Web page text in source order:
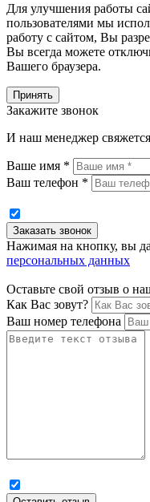
Для улучшения работы
пользователями мы
работу с сайтом, Вы
Вы всегда можете
Вашего браузера.
Принять
Закажите звонок
И наш менеджер
Ваше имя *
Ваш телефон *
Нажимая на кнопку, вы
персональных данных
Оставьте свой отзыв о
Как Вас зовут?
Ваш номер телефона